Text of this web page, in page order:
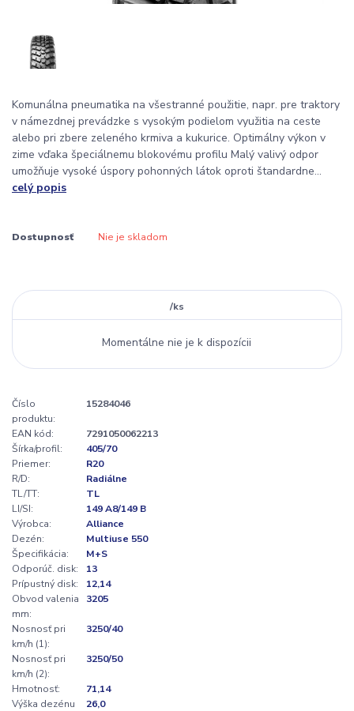
Komunálna pneumatika na všestranné použitie, napr. pre traktory
v námezdnej prevádzke s vysokým podielom využitia na ceste
alebo pri zbere zeleného krmiva a kukurice. Optimálny výkon v
zime vďaka špeciálnemu blokovému profilu Malý valivý odpor
umožňuje vysoké úspory pohonných látok oproti štandardne...
celý popis
Dostupnosť Nie je skladom
/ks
Momentálne nie je k dispozícii
Číslo
produktu:
15284046
EAN kód:
7291050062213
Šírka/profil:
405/70
Priemer:
R20
R/D:
Radiálne
TL/TT:
TL
LI/SI:
149 A8/149 B
Výrobca:
Alliance
Dezén:
Multiuse 550
Špecifikácia:
M+S
Odporúč. disk:
13
Prípustný disk:
12,14
Obvod valenia
mm:
3205
Nosnosť pri
km/h (1):
3250/40
Nosnosť pri
km/h (2):
3250/50
Hmotnosť:
71,14
Výška dezénu
26,0